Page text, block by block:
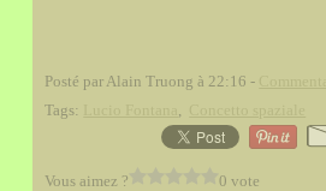
Posté par Alain Truong à 22:16 -
Tags:
,
Vous aimez ? 0 vote